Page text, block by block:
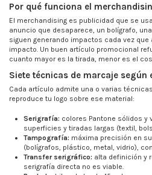
Por qué funciona el
El merchandising es publicidad que se
anuncio que desaparece, un bolígrafo,
siguen generando impactos cada vez
impacto. Un buen artículo promocional
cuanto mayor es la tirada, menor es el
Siete técnicas de marcaje según
Cada artículo admite una o varias
reproduce tu logo sobre ese material:
Serigrafía: colores Pantone sólidos y
superficies y tiradas largas (textil,
Tampografía: máxima precisión en
(bolígrafos, plástico, metal, vidrio),
Transfer serigráfico: alta definición y
serigrafía directa no es viable.